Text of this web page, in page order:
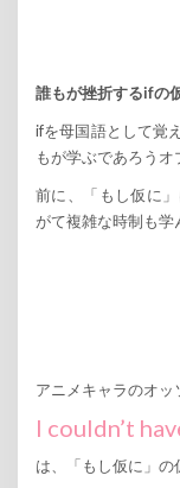
誰もが挫折するifの
ifを母国語として覚
もが学ぶであろうオ
前に、「もし仮に
がて複雑な時制も学
アニメキャラのオッ
I couldn’t
は、「もし仮に」の